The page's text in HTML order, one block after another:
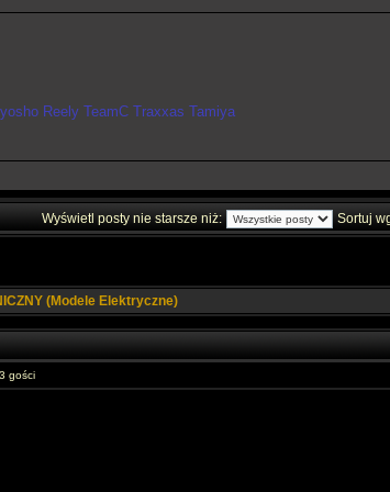
Reely TeamC Traxxas Tamiya
Wyświetl posty nie starsze niż: Sortuj
(Modele Elektryczne)
gości